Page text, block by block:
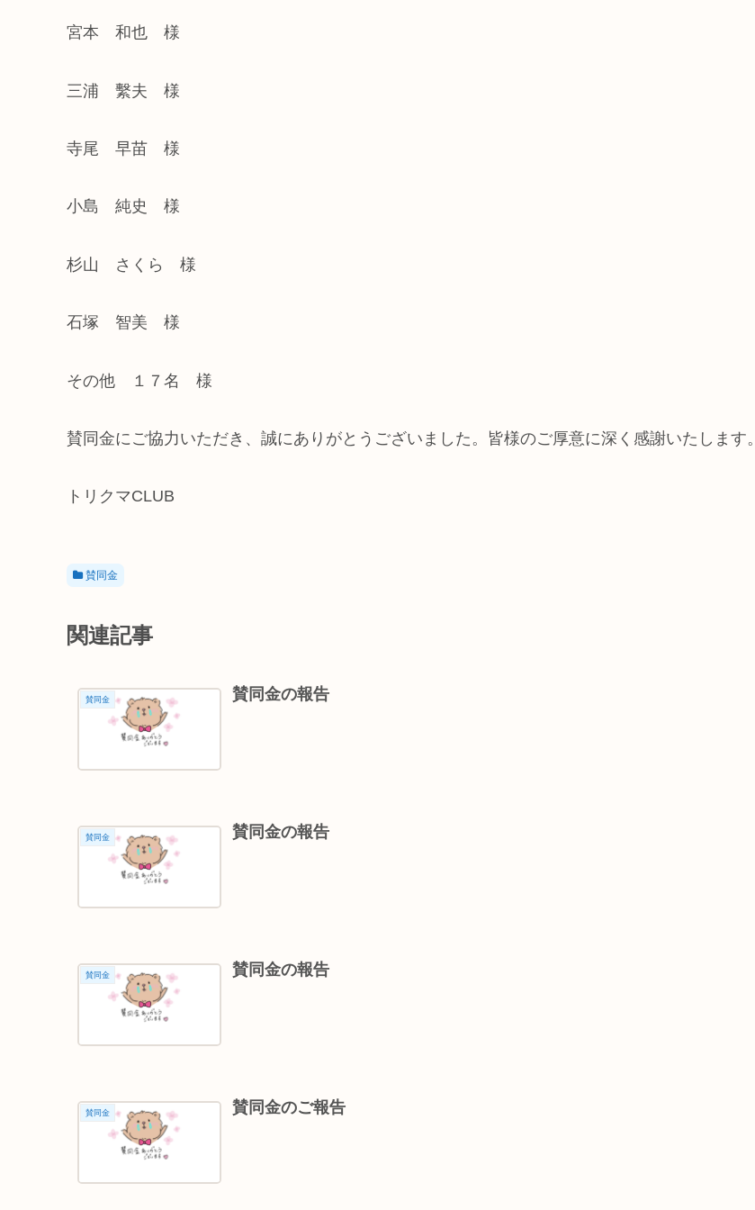
宮本 和也 様
三浦 繫夫 様
寺尾 早苗 様
小島 純史 様
杉山 さくら 様
石塚 智美 様
その他 １７名 様
賛同金にご協力いただき、誠にありがとうございました。皆様のご厚意に深く感謝いたします。
トリクマCLUB
賛同金
関連記事
賛同金 賛同金の報告
賛同金 賛同金の報告
賛同金 賛同金の報告
賛同金 賛同金のご報告